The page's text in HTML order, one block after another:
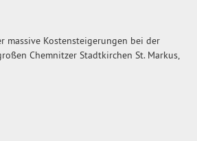
massive Kostensteigerungen bei der
Chemnitzer Stadtkirchen St. Markus,